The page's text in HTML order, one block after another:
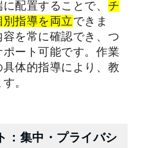
配置することで、 チ
指導を両立できま
を常に確認でき、つ
ポート可能です。作業
体的指導により、教
。
：集中・プライバシ